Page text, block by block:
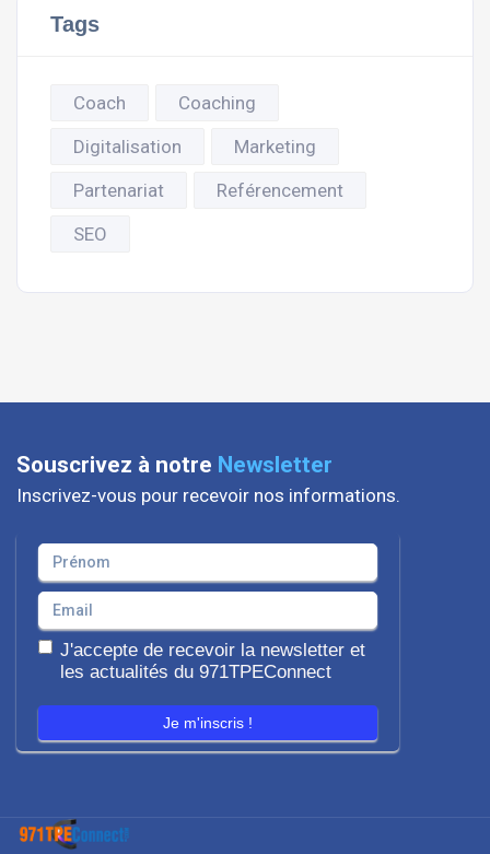
Tags
Coach
Coaching
Digitalisation
Marketing
Partenariat
Reférencement
SEO
Souscrivez à notre Newsletter
Inscrivez-vous pour recevoir nos informations.
J'accepte de recevoir la newsletter et
les actualités du 971TPEConnect
Je m'inscris !